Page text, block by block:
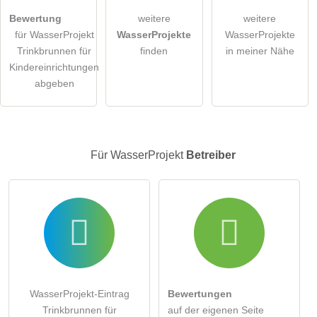
DieDatenschutzerklärunghabe ich zur Kenntnis genommen.
öffentliche Frage stellen
WasserProjekt-Eintrag zu stellen.
Bewertung
für WasserProjekt
Trinkbrunnen für
Kindereinrichtungen
abgeben
weitere
WasserProjekte
finden
weitere
WasserProjekte
in meiner Nähe
Für WasserProjekt Betreiber
WasserProjekt-Eintrag
Trinkbrunnen für
Bewertungen
auf der eigenen Seite